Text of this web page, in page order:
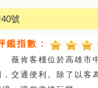
號
鑑指數 ：
客棧位於高雄市中
，交通便利。除了以客